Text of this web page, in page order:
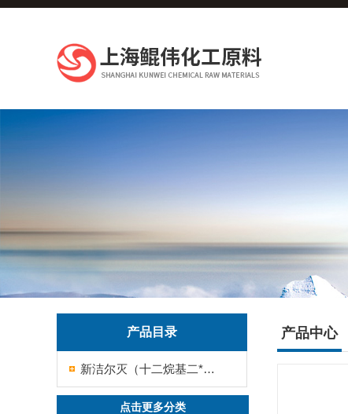
产品目录
新洁尔灭（十二烷基二*溴化铵）
点击更多分类
产品中心